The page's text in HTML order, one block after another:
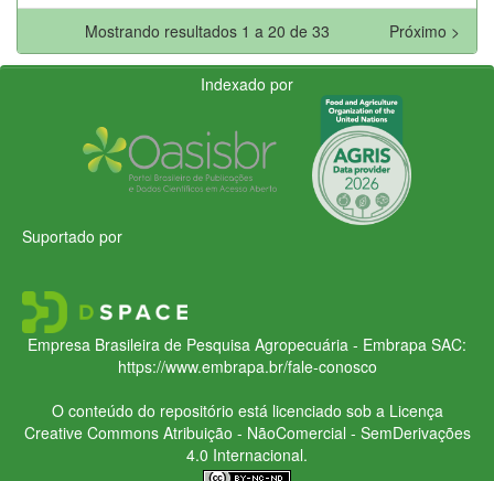
Mostrando resultados 1 a 20 de 33 Próximo >
Indexado por
Suportado por
Empresa Brasileira de Pesquisa Agropecuária - Embrapa SAC:
https://www.embrapa.br/fale-conosco
O conteúdo do repositório está licenciado sob a Licença
Creative CommonsAtribuição - NãoComercial - SemDerivações
4.0 Internacional.